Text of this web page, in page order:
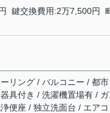
鍵交換費用:2万7,500円
リング / バルコニー / 都
具付き / 洗濯機置場有 /
便座 / 独立洗面台 / エア